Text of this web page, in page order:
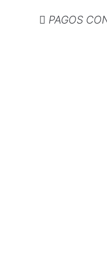
PAGOS